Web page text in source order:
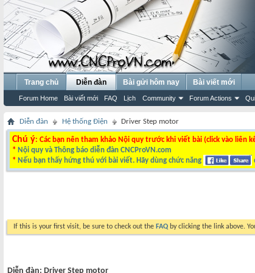
Trang chủ Diễn đàn
Forum Home Bài viết mới FAQ Lịch Community Forum Actions
Bài gửi hôm nay Bài viết mới
Diễn đàn Hệ thống Điện Driver Step motor
Chú ý: Các bạn nên tham khảo Nội quy trước khi viết bài (click vào liên
* Nội quy và Thông báo diễn đàn CNCProVN.com
* Nếu bạn thấy hứng thú với bài viết. Hãy dùng chức năng
If this is your first visit, be sure to check out the FAQ by clicking the link above.
Diễn đàn: Driver Step motor